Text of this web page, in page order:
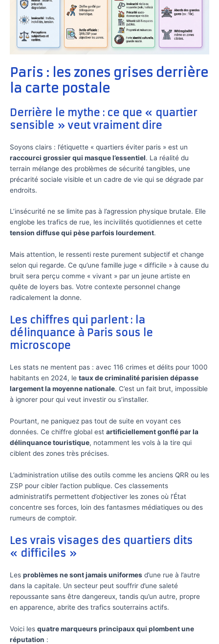
Paris : les zones grises derrière
la carte postale
Derrière le mythe : ce que « quartier
sensible » veut vraiment dire
Soyons clairs : l’étiquette « quartiers éviter paris » est un
raccourci grossier qui masque l’essentiel. La réalité du
terrain mélange des problèmes de sécurité tangibles, une
précarité sociale visible et un cadre de vie qui se dégrade par
endroits.
L’insécurité ne se limite pas à l’agression physique brutale. Elle
englobe les trafics de rue, les incivilités quotidiennes et cette
tension diffuse qui pèse parfois lourdement.
Mais attention, le ressenti reste purement subjectif et change
selon qui regarde. Ce qu’une famille juge « difficile » à cause du
bruit sera perçu comme « vivant » par un jeune artiste en
quête de loyers bas. Votre contexte personnel change
radicalement la donne.
Les chiffres qui parlent : la
délinquance à Paris sous le
microscope
Les stats ne mentent pas : avec 116 crimes et délits pour 1000
habitants en 2024, le taux de criminalité parisien dépasse
largement la moyenne nationale. C’est un fait brut, impossible
à ignorer pour qui veut investir ou s’installer.
Pourtant, ne paniquez pas tout de suite en voyant ces
données. Ce chiffre global est artificiellement gonflé par la
délinquance touristique, notamment les vols à la tire qui
ciblent des zones très précises.
L’administration utilise des outils comme les anciens QRR ou les
ZSP pour cibler l’action publique. Ces classements
administratifs permettent d’objectiver les zones où l’État
concentre ses forces, loin des fantasmes médiatiques ou des
rumeurs de comptoir.
Les vrais visages des quartiers dits
« difficiles »
Les problèmes ne sont jamais uniformes d’une rue à l’autre
dans la capitale. Un secteur peut souffrir d’une saleté
repoussante sans être dangereux, tandis qu’un autre, propre
en apparence, abrite des trafics souterrains actifs.
Voici les quatre marqueurs principaux qui plombent une
réputation :